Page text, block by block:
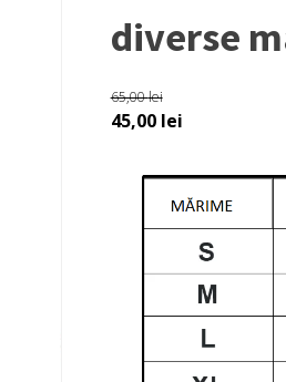
diverse
65,00lei
Prețul
65,00 lei.
45,00 leiPrețul
este:
45,00 lei.